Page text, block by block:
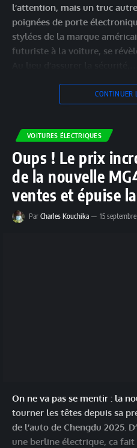
l’attention, mais un truc
poignées de porte
stylées de la marque
futuriste à la voiture, se
CONTINUER
VOITURES ÉLECTRIQUES
Oups ! Le prix
de la nouvelle
ventes et épuise
Par Charles Kouchika 15
On ne va pas se mentir : la
tourner les têtes depuis sa
de l’auto de Chengdu 2025.
une berline électrique, ça fait